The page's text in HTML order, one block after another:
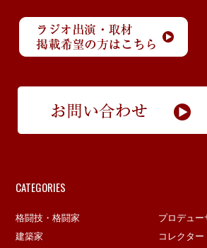
CATEGORIES
格闘技・格闘家
プロデュー
建築家
コレクター